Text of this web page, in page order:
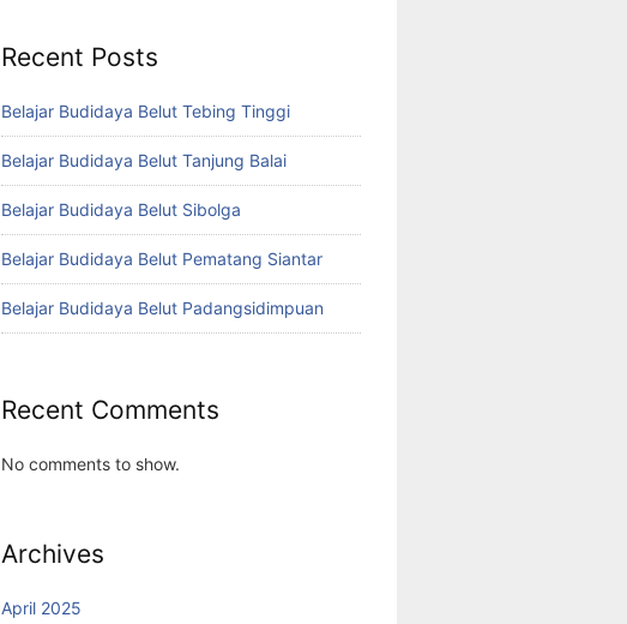
Recent Posts
Belajar Budidaya Belut Tebing Tinggi
Belajar Budidaya Belut Tanjung Balai
Belajar Budidaya Belut Sibolga
Belajar Budidaya Belut Pematang Siantar
Belajar Budidaya Belut Padangsidimpuan
Recent Comments
No comments to show.
Archives
April 2025